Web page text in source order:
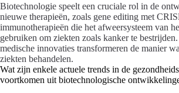
Biotechnologie speelt een cruciale rol in de
nieuwe therapieën, zoals gene editing met
immunotherapieën die het afweersysteem van
gebruiken om ziekten zoals kanker te
medische innovaties transformeren de manier
ziekten behandelen.
Wat zijn enkele actuele trends in de
voortkomen uit biotechnologische